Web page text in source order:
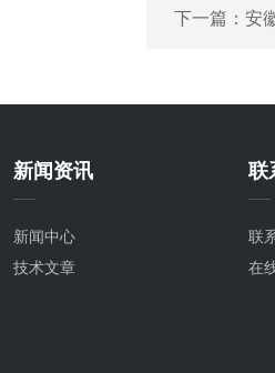
下一篇： 安
新闻资讯
新闻中心
技术文章
联
联
在